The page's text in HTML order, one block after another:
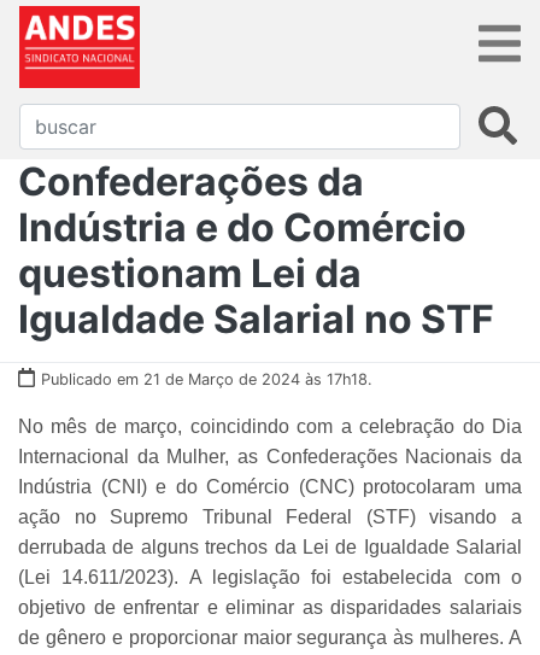
Confederações da
Indústria e do Comércio
questionam Lei da
Igualdade Salarial no STF
Publicado em 21 de Março de 2024 às 17h18.
No mês de março, coincidindo com a celebração do Dia
Internacional da Mulher, as Confederações Nacionais da
Indústria (CNI) e do Comércio (CNC) protocolaram uma
ação no Supremo Tribunal Federal (STF) visando a
derrubada de alguns trechos da Lei de Igualdade Salarial
(Lei 14.611/2023). A legislação foi estabelecida com o
objetivo de enfrentar e eliminar as disparidades salariais
de gênero e proporcionar maior segurança às mulheres. A